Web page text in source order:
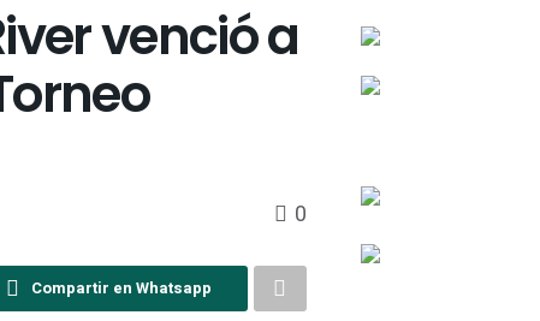
venció a
0
Compartir en Whatsapp